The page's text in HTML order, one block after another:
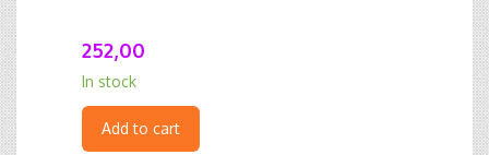
252,00
In stock
Add to cart